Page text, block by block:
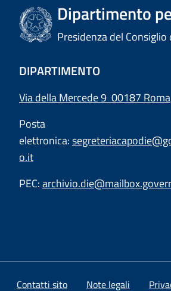
Dipartimento
Presidenza del
DIPARTIMENTO
Via della Mercede 9 00187 Roma
Posta
elettronica:
o.it
PEC:
Contatti sito Note legali